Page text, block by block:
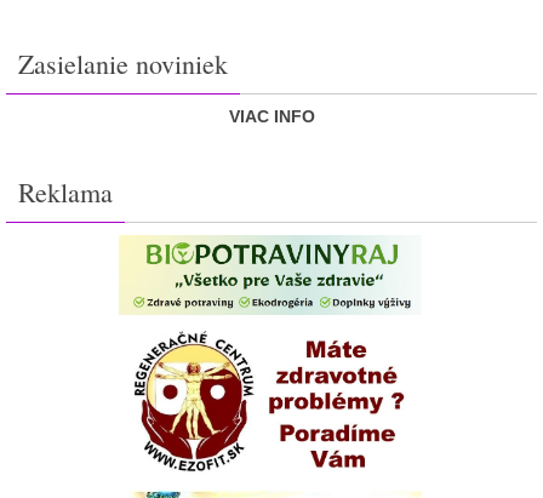
Zasielanie noviniek
VIAC INFO
Reklama